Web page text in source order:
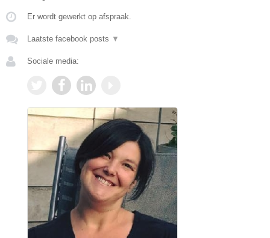
Er wordt gewerkt op afspraak.
Laatste facebook posts ▼
Sociale media: